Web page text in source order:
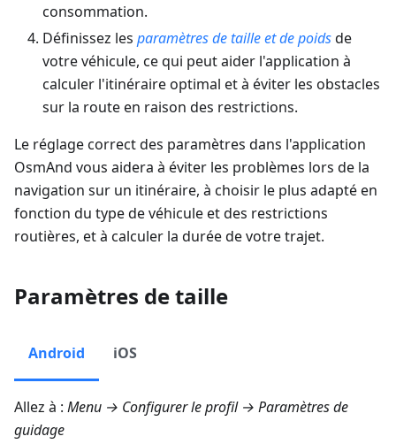
consommation.
Définissez les paramètres de taille et de poidsde
votre véhicule, ce qui peut aider l'application à
calculer l'itinéraire optimal et à éviter les obstacles
sur la route en raison des restrictions.
Le réglage correct des paramètres dans l'application
OsmAnd vous aidera à éviter les problèmes lors de la
navigation sur un itinéraire, à choisir le plus adapté en
fonction du type de véhicule et des restrictions
routières, et à calculer la durée de votre trajet.
Paramètres de taille
Android iOS
Allez à : Menu → Configurer le profil → Paramètres de
guidage